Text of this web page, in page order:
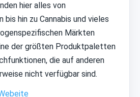
hier alles von
bis hin zu Cannabis und vieles
Märkten
der größten Produktpaletten
die auf anderen
nicht verfügbar sind.